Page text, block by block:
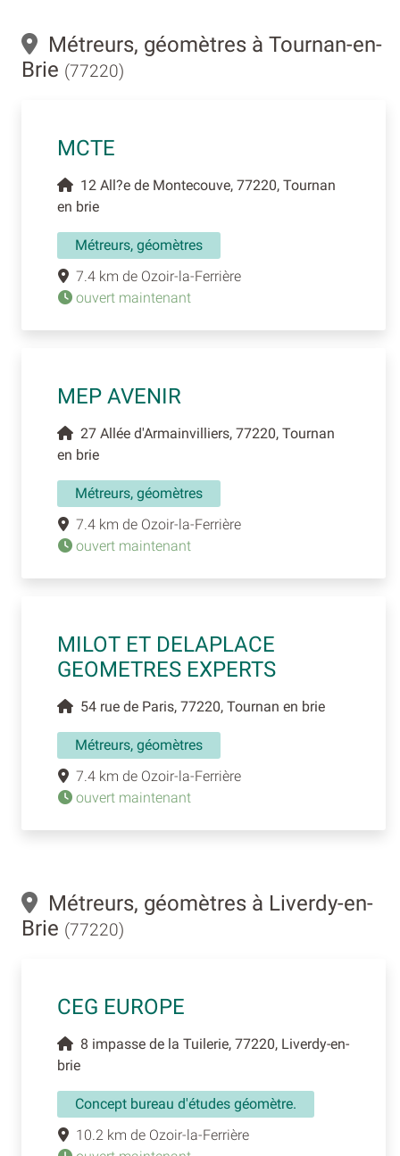
Métreurs, géomètres à Tournan-en-
Brie (77220)
MCTE
12 All?e de Montecouve, 77220, Tournan
en brie
Métreurs, géomètres
7.4 km de Ozoir-la-Ferrière
ouvert maintenant
MEP AVENIR
27 Allée d'Armainvilliers, 77220, Tournan
en brie
Métreurs, géomètres
7.4 km de Ozoir-la-Ferrière
ouvert maintenant
MILOT ET DELAPLACE
GEOMETRES EXPERTS
54 rue de Paris, 77220, Tournan en brie
Métreurs, géomètres
7.4 km de Ozoir-la-Ferrière
ouvert maintenant
Métreurs, géomètres à Liverdy-en-
Brie (77220)
CEG EUROPE
8 impasse de la Tuilerie, 77220, Liverdy-en-
brie
Concept bureau d'études géomètre.
10.2 km de Ozoir-la-Ferrière